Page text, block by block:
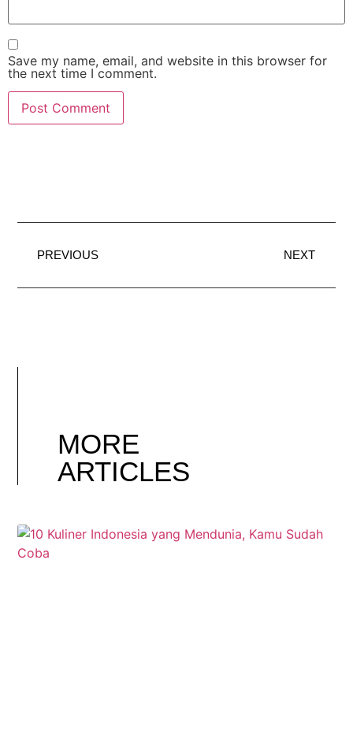
Save my name, email, and website in this browser for
the next time I comment.
PREVIOUS NEXT
MORE
ARTICLES